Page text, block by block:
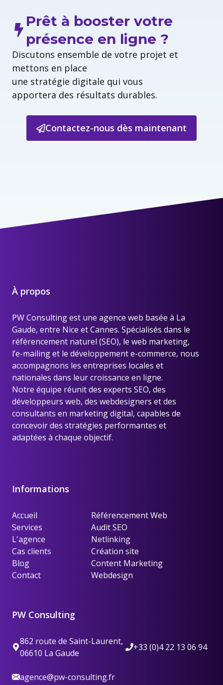
Prêt à booster votre
présence en ligne ?
Discutons ensemble de votre projet et
mettons en place
une stratégie digitale qui vous
apportera des résultats durables.
Contactez-nous dès maintenant
À propos
PW Consulting est une agence web basée à La
Gaude, entre Nice et Cannes. Spécialisés dans le
référencement naturel (SEO), le web marketing,
l’e-mailing et le développement e-commerce, nous
accompagnons les entreprises locales et
nationales dans leur croissance en ligne.
Notre équipe réunit des experts SEO, des
développeurs web, des webdesigners et des
consultants en marketing digital, capables de
concevoir des stratégies performantes et
adaptées à chaque objectif.
Informations
Accueil
Services
L'agence
Cas clients
Blog
Contact
Référencement Web
Audit SEO
Netlinking
Création site
Content Marketing
Webdesign
PW Consulting
862 route de Saint-Laurent,
06610 La Gaude
+33 (0)4 22 13 06 94
agence@pw-consulting.fr